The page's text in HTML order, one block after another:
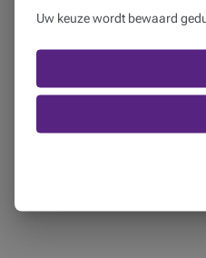
Uw keuze wordt bewaard